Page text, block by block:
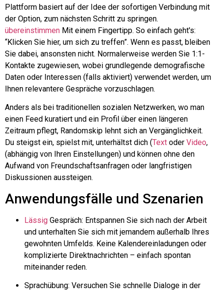
Plattform basiert auf der Idee der sofortigen Verbindung mit
der Option, zum nächsten Schritt zu springen.
übereinstimmen Mit einem Fingertipp. So einfach geht's:
“Klicken Sie hier, um sich zu treffen”. Wenn es passt, bleiben
Sie dabei, ansonsten nicht. Normalerweise werden Sie 1:1-
Kontakte zugewiesen, wobei grundlegende demografische
Daten oder Interessen (falls aktiviert) verwendet werden, um
Ihnen relevantere Gespräche vorzuschlagen.
Anders als bei traditionellen sozialen Netzwerken, wo man
einen Feed kuratiert und ein Profil über einen längeren
Zeitraum pflegt, Randomskip lehnt sich an Vergänglichkeit.
Du steigst ein, spielst mit, unterhältst dich (Text oder Video,
(abhängig von Ihren Einstellungen) und können ohne den
Aufwand von Freundschaftsanfragen oder langfristigen
Diskussionen aussteigen.
Anwendungsfälle und Szenarien
Lässig Gespräch: Entspannen Sie sich nach der Arbeit
und unterhalten Sie sich mit jemandem außerhalb Ihres
gewohnten Umfelds. Keine Kalendereinladungen oder
komplizierte Direktnachrichten – einfach spontan
miteinander reden.
Sprachübung: Versuchen Sie schnelle Dialoge in der